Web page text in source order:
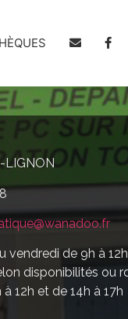
LIGNON
vendredi de 9h à 12h
disponibilités ou
12h et de 14h à 17h